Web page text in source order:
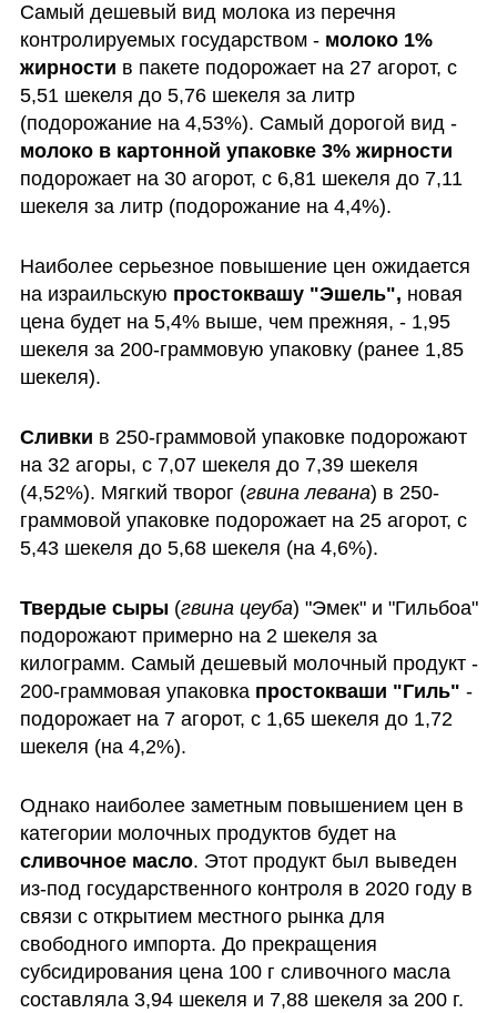
Самый дешевый вид молока из перечня
контролируемых государством - молоко 1%
жирности в пакете подорожает на 27 агорот, с
5,51 шекеля до 5,76 шекеля за литр
(подорожание на 4,53%). Самый дорогой вид -
молоко в картонной упаковке 3% жирности
подорожает на 30 агорот, с 6,81 шекеля до 7,11
шекеля за литр (подорожание на 4,4%).
Наиболее серьезное повышение цен ожидается
на израильскую простоквашу "Эшель", новая
цена будет на 5,4% выше, чем прежняя, - 1,95
шекеля за 200-граммовую упаковку (ранее 1,85
шекеля).
Сливки в 250-граммовой упаковке подорожают
на 32 агоры, с 7,07 шекеля до 7,39 шекеля
(4,52%). Мягкий творог (гвина левана) в 250-
граммовой упаковке подорожает на 25 агорот, с
5,43 шекеля до 5,68 шекеля (на 4,6%).
Твердые сыры (гвина цеуба) "Эмек" и "Гильбоа"
подорожают примерно на 2 шекеля за
килограмм. Самый дешевый молочный продукт -
200-граммовая упаковка простокваши "Гиль" -
подорожает на 7 агорот, с 1,65 шекеля до 1,72
шекеля (на 4,2%).
Однако наиболее заметным повышением цен в
категории молочных продуктов будет на
сливочное масло. Этот продукт был выведен
из-под государственного контроля в 2020 году в
связи с открытием местного рынка для
свободного импорта. До прекращения
субсидирования цена 100 г сливочного масла
составляла 3,94 шекеля и 7,88 шекеля за 200 г.